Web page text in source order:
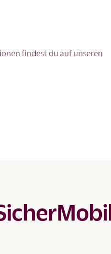
findest du auf unseren